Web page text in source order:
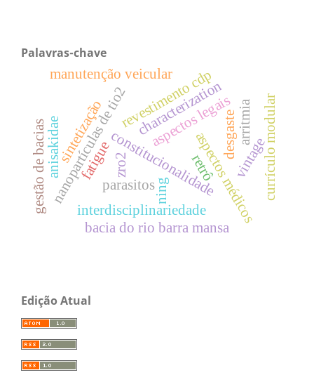
Palavras-chave
nanopartículas de tio2 ning
constitucionalidade
aspectos legais
aspectos médicos
interdisciplinariedade
desgaste
revestimento cdp
vintage
retrô
manutenção veicular
currículo modular
arritmia
gestão de bacias
bacia do rio barra mansa
sintetização
anisakidae
parasitos
zro2
fatigue
characterization
Edição Atual